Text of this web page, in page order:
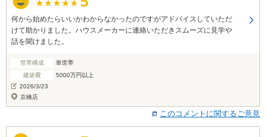
何から始めたらいいかわからなかったのですがアドバイスしていただ
けて助かりました。ハウスメーカーに連絡いただきスムーズに見学や
話を聞けました。
世帯構成
単世帯
建築費
5000万円以上
2026/3/23
京橋店
このコメントに関するご意見